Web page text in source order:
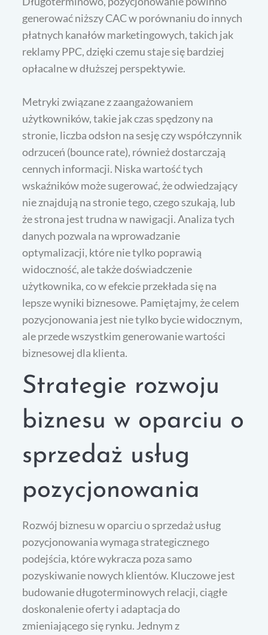
generować niższy CAC w porównaniu do innych
płatnych kanałów marketingowych, takich jak
reklamy PPC, dzięki czemu staje się bardziej
opłacalne w dłuższej perspektywie.
Metryki związane z zaangażowaniem
użytkowników, takie jak czas spędzony na
stronie, liczba odsłon na sesję czy współczynnik
odrzuceń (bounce rate), również dostarczają
cennych informacji. Niska wartość tych
wskaźników może sugerować, że odwiedzający
nie znajdują na stronie tego, czego szukają, lub
że strona jest trudna w nawigacji. Analiza tych
danych pozwala na wprowadzanie
optymalizacji, które nie tylko poprawią
widoczność, ale także doświadczenie
użytkownika, co w efekcie przekłada się na
lepsze wyniki biznesowe. Pamiętajmy, że celem
pozycjonowania jest nie tylko bycie widocznym,
ale przede wszystkim generowanie wartości
biznesowej dla klienta.
Strategie rozwoju
biznesu w oparciu o
sprzedaż usług
pozycjonowania
Rozwój biznesu w oparciu o sprzedaż usług
pozycjonowania wymaga strategicznego
podejścia, które wykracza poza samo
pozyskiwanie nowych klientów. Kluczowe jest
budowanie długoterminowych relacji, ciągłe
doskonalenie oferty i adaptacja do
zmieniającego się rynku. Jednym z